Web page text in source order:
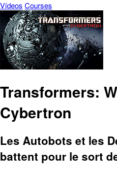
Vídeos Courses
Transformers:
Cybertron
Les Autobots et les
battent pour le sort